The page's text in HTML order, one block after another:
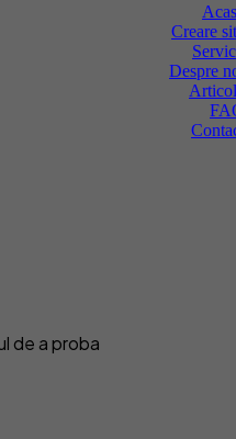
Creare
Despre
de a proba